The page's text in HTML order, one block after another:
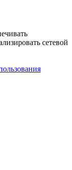
сетевой